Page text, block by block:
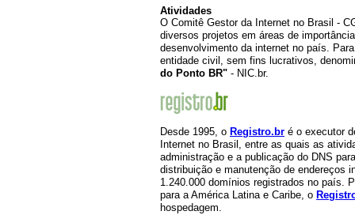
Atividades
O Comitê Gestor da Internet no Brasil -
diversos projetos em áreas de
desenvolvimento da internet no país.
entidade civil, sem fins lucrativos,
do Ponto BR" - NIC.br.
Desde 1995, o Registro.br é o executor
Internet no Brasil, entre as quais as
administração e a publicação do DNS
distribuição e manutenção de endereços
1.240.000 domínios registrados no país.
para a América Latina e Caribe, o
hospedagem.